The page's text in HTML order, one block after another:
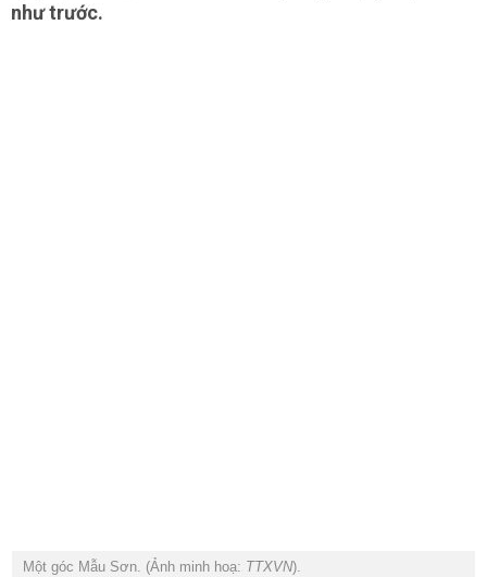
như trước.
Một góc Mẫu Sơn. (Ảnh minh hoạ: TTXVN).